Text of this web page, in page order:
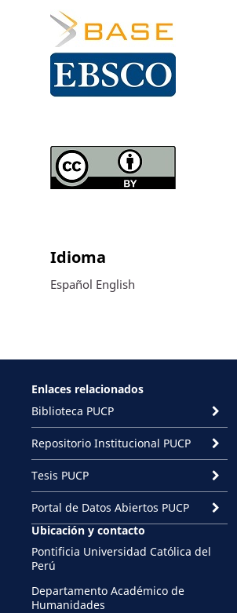
Idioma
Español English
Enlaces relacionados
Biblioteca PUCP
Repositorio Institucional PUCP
Tesis PUCP
Portal de Datos Abiertos PUCP
Ubicación y contacto
Pontificia Universidad Católica del
Perú
Departamento Académico de
Humanidades